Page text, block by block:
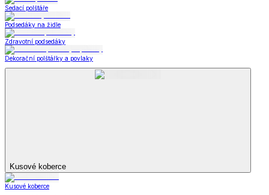
Sedací polštáře
Podsedáky na židle
Zdravotní podsedáky
Dekorační polštářky a povlaky
Kusové koberce
Kusové koberce